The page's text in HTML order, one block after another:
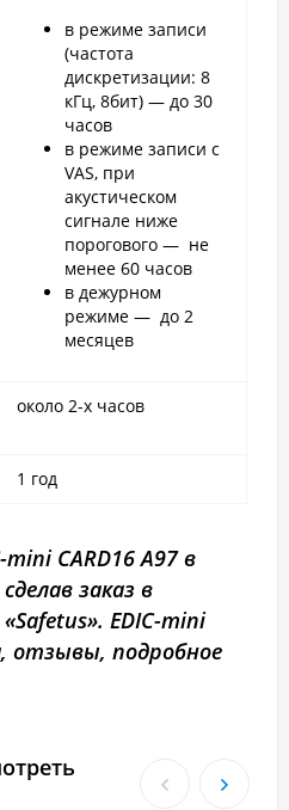
в режиме записи
(частота
дискретизации: 8
кГц, 8бит) — до 30
часов
в режиме записи с
VAS, при
акустическом
сигнале ниже
порогового — не
менее 60 часов
в дежурном
режиме — до 2
месяцев
около 2-х часов
1 год
CARD16 A97 в
заказ в
EDIC-mini
отзывы, подробное